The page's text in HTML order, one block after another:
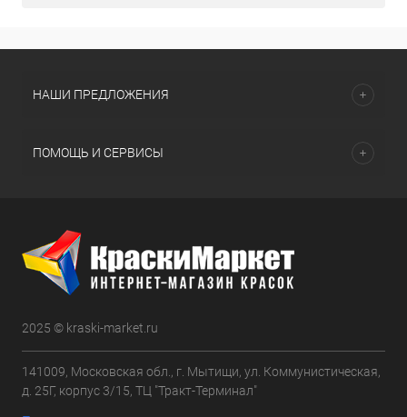
НАШИ ПРЕДЛОЖЕНИЯ
ПОМОЩЬ И СЕРВИСЫ
2025 © kraski-market.ru
141009, Московская обл., г. Мытищи, ул. Коммунистическая,
д. 25Г, корпус 3/15, ТЦ "Тракт-Терминал"